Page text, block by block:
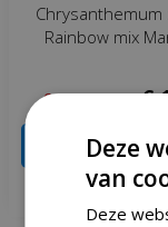
Chrysanthemum
Rainbow mix
€1,55 €
Meer info
INDeze
van
Deze